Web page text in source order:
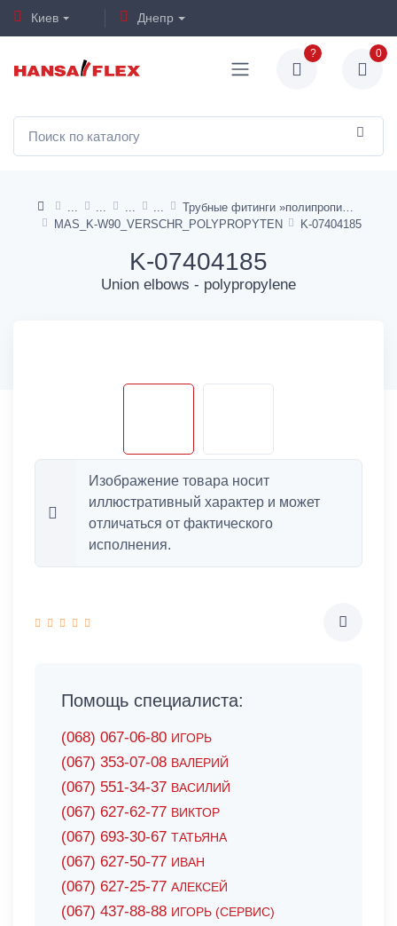
Киев Днепр
? 0
MAS_K-W90_VERSCHR_POLYPROPYTEN
K-07404185
K-07404185
Union elbows - polypropylene
Изображение товара носит
иллюстративный характер и может
отличаться от фактического
исполнения.
Помощь специалиста:
(068) 067-06-80 ИГОРЬ
(067) 353-07-08 ВАЛЕРИЙ
(067) 551-34-37 ВАСИЛИЙ
(067) 627-62-77 ВИКТОР
(067) 693-30-67 ТАТЬЯНА
(067) 627-50-77 ИВАН
(067) 627-25-77 АЛЕКСЕЙ
(067) 437-88-88 ИГОРЬ (СЕРВИС)